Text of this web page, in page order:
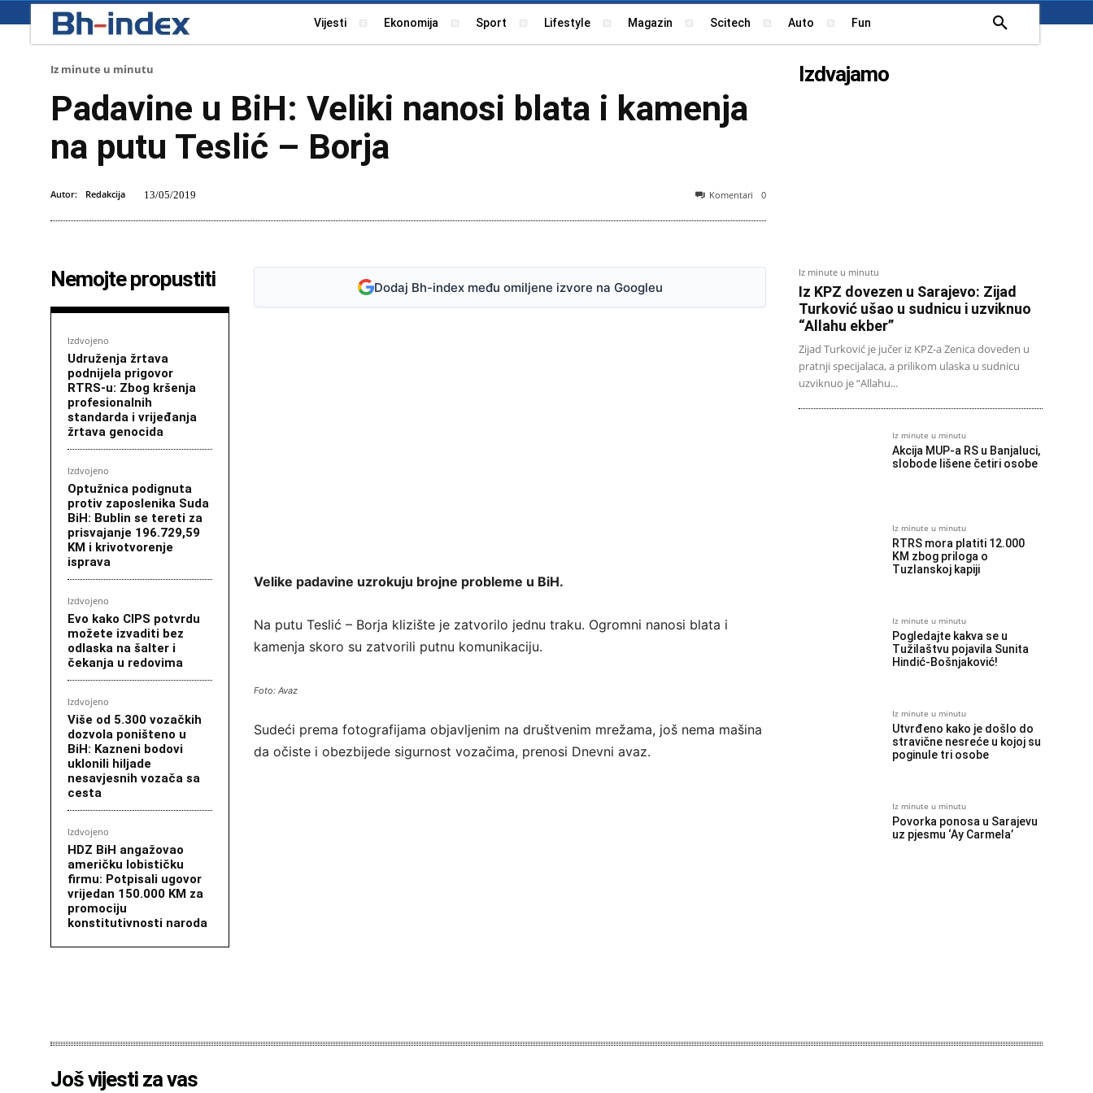
Vijesti Ekonomija Sport Lifestyle Magazin Scitech Auto Fun
Iz minute u minutu
Padavine u BiH: Veliki nanosi blata i kamenja
na putu Teslić – Borja
Autor: Redakcija 13/05/2019 Komentari 0
Nemojte propustiti
Izdvojeno
Udruženja žrtava
podnijela prigovor
RTRS-u: Zbog kršenja
profesionalnih
standarda i vrijeđanja
žrtava genocida
Izdvojeno
Optužnica podignuta
protiv zaposlenika Suda
BiH: Bublin se tereti za
prisvajanje 196.729,59
KM i krivotvorenje
isprava
Izdvojeno
Evo kako CIPS potvrdu
možete izvaditi bez
odlaska na šalter i
čekanja u redovima
Izdvojeno
Više od 5.300 vozačkih
dozvola poništeno u
BiH: Kazneni bodovi
uklonili hiljade
nesavjesnih vozača sa
cesta
Izdvojeno
HDZ BiH angažovao
američku lobističku
firmu: Potpisali ugovor
vrijedan 150.000 KM za
promociju
konstitutivnosti naroda
Dodaj Bh-index među omiljene izvore na Googleu
Velike padavine uzrokuju brojne probleme u BiH.
Na putu Teslić – Borja klizište je zatvorilo jednu traku. Ogromni nanosi blata i
kamenja skoro su zatvorili putnu komunikaciju.
Foto: Avaz
Sudeći prema fotografijama objavljenim na društvenim mrežama, još nema mašina
da očiste i obezbijede sigurnost vozačima, prenosi Dnevni avaz.
Izdvajamo
Iz minute u minutu
Iz KPZ dovezen u Sarajevo: Zijad
Turković ušao u sudnicu i uzviknuo
“Allahu ekber”
Zijad Turković je jučer iz KPZ-a Zenica doveden u
pratnji specijalaca, a prilikom ulaska u sudnicu
uzviknuo je “Allahu...
Iz minute u minutu
Akcija MUP-a RS u Banjaluci,
slobode lišene četiri osobe
Iz minute u minutu
RTRS mora platiti 12.000
KM zbog priloga o
Tuzlanskoj kapiji
Iz minute u minutu
Pogledajte kakva se u
Tužilaštvu pojavila Sunita
Hindić-Bošnjaković!
Iz minute u minutu
Utvrđeno kako je došlo do
stravične nesreće u kojoj su
poginule tri osobe
Iz minute u minutu
Povorka ponosa u Sarajevu
uz pjesmu ‘Ay Carmela’
Još vijesti za vas